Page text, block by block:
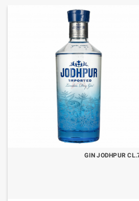
GIN JODHPUR